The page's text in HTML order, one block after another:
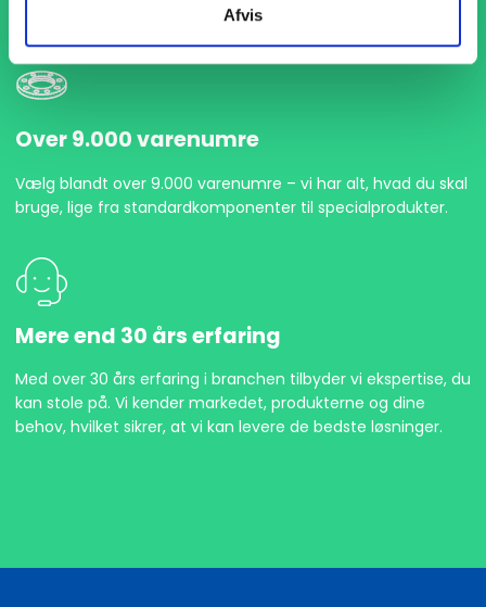
Afvis
Over 9.000 varenumre
Vælg blandt over 9.000 varenumre – vi har alt, hvad du skal
bruge, lige fra standardkomponenter til specialprodukter.
Mere end 30 års erfaring
Med over 30 års erfaring i branchen tilbyder vi ekspertise, du
kan stole på. Vi kender markedet, produkterne og dine
behov, hvilket sikrer, at vi kan levere de bedste løsninger.